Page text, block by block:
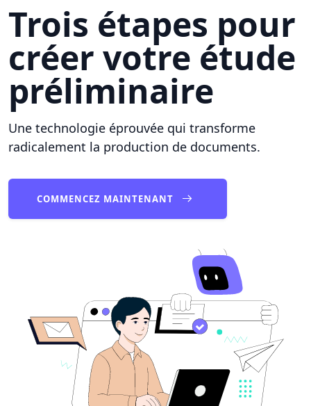
Trois étapes pour
créer votre étude
préliminaire
Une technologie éprouvée qui transforme
radicalement la production de documents.
COMMENCEZ MAINTENANT